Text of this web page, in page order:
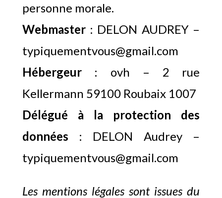
personne morale.
Webmaster: DELON AUDREY –
typiquementvous@gmail.com
Hébergeur: ovh – 2 rue
Kellermann 59100 Roubaix 1007
Délégué à la protection des
données : DELON Audrey –
typiquementvous@gmail.com
Les mentions légales sont issues du